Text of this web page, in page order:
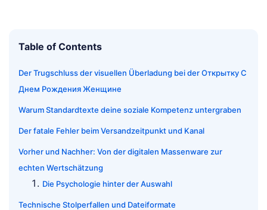
Table of Contents
Der Trugschluss der visuellen Überladung bei der Открытку С
Днем Рождения Женщине
Warum Standardtexte deine soziale Kompetenz untergraben
Der fatale Fehler beim Versandzeitpunkt und Kanal
Vorher und Nachher: Von der digitalen Massenware zur
echten Wertschätzung
Die Psychologie hinter der Auswahl
Technische Stolperfallen und Dateiformate